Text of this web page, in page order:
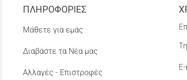
ΠΛΗΡΟΦΟΡΙΕΣ
Μάθετε για εμάς
Διαβάστε τα Νέα μας
Αλλαγές - Επιστροφές